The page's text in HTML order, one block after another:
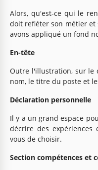
Alors, qu'est-ce qui le
doit refléter son métier et
avons appliqué un fond
En-tête
Outre l'illustration, sur le
nom, le titre du poste et
Déclaration personnelle
Il y a un grand espace
décrire des
vous de choisir.
Section compétences et